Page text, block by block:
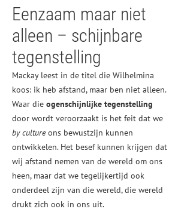
Eenzaam maar niet
alleen – schijnbare
tegenstelling
Mackay leest in de titel die Wilhelmina
koos: ik heb afstand, maar ben niet alleen.
Waar die ogenschijnlijke tegenstelling
door wordt veroorzaakt is het feit dat we
by cultureons bewustzijn kunnen
ontwikkelen. Het besef kunnen krijgen dat
wij afstand nemen van de wereld om ons
heen, maar dat we tegelijkertijd ook
onderdeel zijn van die wereld, die wereld
drukt zich ook in ons uit.